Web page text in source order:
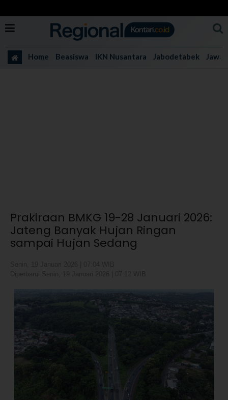
Home Beasiswa IKN Nusantara Jabodetabek Jawa
Prakiraan BMKG 19-28 Januari 2026:
Jateng Banyak Hujan Ringan
sampai Hujan Sedang